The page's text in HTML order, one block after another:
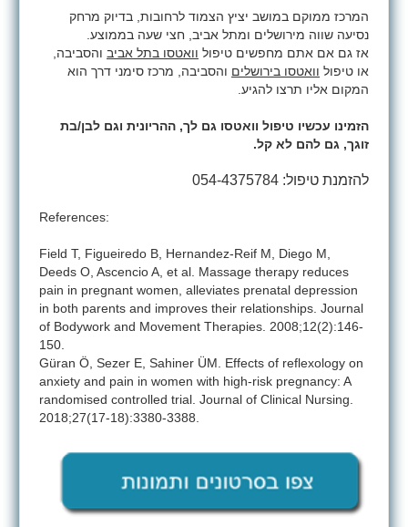
המרכז ממוקם במושב יציץ הצמוד לרחובות, בדיוק מרחק
נסיעה שווה מירושלים ומתל אביב, חצי שעה בממוצע.
אז גם אם אתם מחפשים טיפול וואטסו בתל אביב והסביבה,
או טיפול וואטסו בירושלים והסביבה, מרכז סימני דרך הוא
המקום אליו תרצו להגיע.
הזמינו עכשיו טיפול וואטסו גם לך, ההריונית וגם לבן/בת
זוגך, גם להם לא קל.
להזמנת טיפול: 054-4375784
References:
Field T, Figueiredo B, Hernandez-Reif M, Diego M,
Deeds O, Ascencio A, et al. Massage therapy reduces
pain in pregnant women, alleviates prenatal depression
in both parents and improves their relationships. Journal
of Bodywork and Movement Therapies. 2008;12(2):146-
150.
Güran Ö, Sezer E, Sahiner ÜM. Effects of reflexology on
anxiety and pain in women with high-risk pregnancy: A
randomised controlled trial. Journal of Clinical Nursing.
2018;27(17-18):3380-3388.